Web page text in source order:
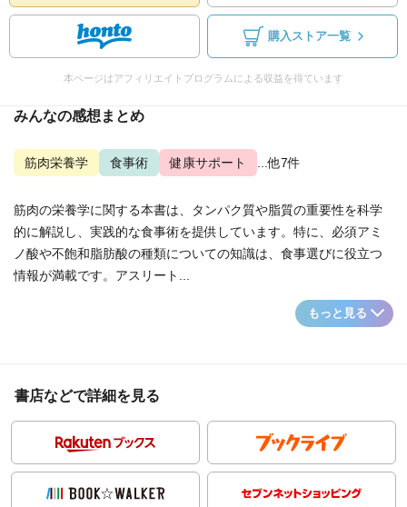
購入ストア一覧
本ページはアフィリエイトプログラムによる収益を得ています
みんなの感想まとめ
筋肉栄養学 食事術 健康サポート ...他7件
筋肉の栄養学に関する本書は、タンパク質や脂質の重要性を科学
的に解説し、実践的な食事術を提供しています。特に、必須アミ
ノ酸や不飽和脂肪酸の種類についての知識は、食事選びに役立つ
情報が満載です。アスリート...
もっと見る
書店などで詳細を見る